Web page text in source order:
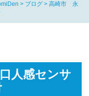
> ブログ > 高崎市 永
人感センサ